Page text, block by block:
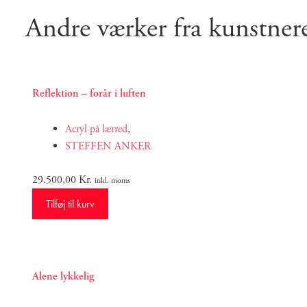
Andre værker fra
Reflektion – forår i luften
Acryl på lærred,
STEFFEN ANKER
29.500,00Kr. inkl. moms
Tilføj til kurv
Alene lykkelig